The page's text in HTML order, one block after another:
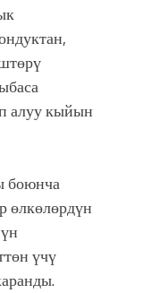
алуу кыйын
боюнча
өлкөлөрдүн
үчү